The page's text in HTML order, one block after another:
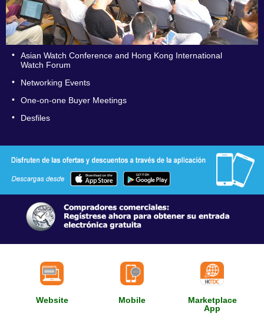
•
Asian Watch Conference and Hong Kong International
Watch Forum
•
Networking Events
•
One-on-one Buyer Meetings
•
Desfiles
Website Mobile
Marketplace
App